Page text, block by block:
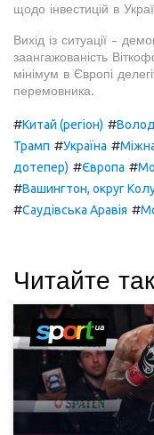
щодо інвестицій в
Вихід із ситуації -
заангажованість
мінімум в Європі
перемовника.
#Китай (регіон) #
Трамп #Україна #
дотепер) #Європа #
#Вашингтон, округ
#Саудівська Аравія #
Читайте